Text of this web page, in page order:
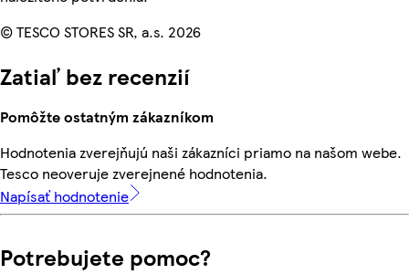
© TESCO STORES SR, a.s. 2026
Zatiaľ bez recenzií
Pomôžte ostatným zákazníkom
Hodnotenia zverejňujú naši zákazníci priamo na našom webe.
Tesco neoveruje zverejnené hodnotenia.
Napísať hodnotenie
Potrebujete pomoc?